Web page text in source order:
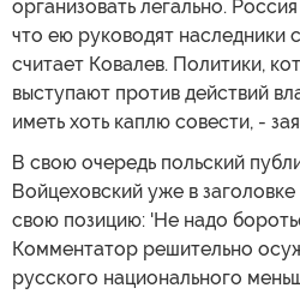
организовать легально.
что ею руководят наследники
считает Ковалев. Политики,
выступают против действий
иметь хоть каплю совести, -
В свою очередь польский
Войцеховский уже в
свою позицию: 'Не надо
Комментатор решительно
русского национального